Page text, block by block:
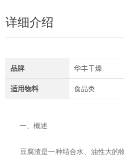
详细介绍
品牌 华丰干燥
适用物料 食品类
一、概述
豆腐渣是一种结合水、油性大的